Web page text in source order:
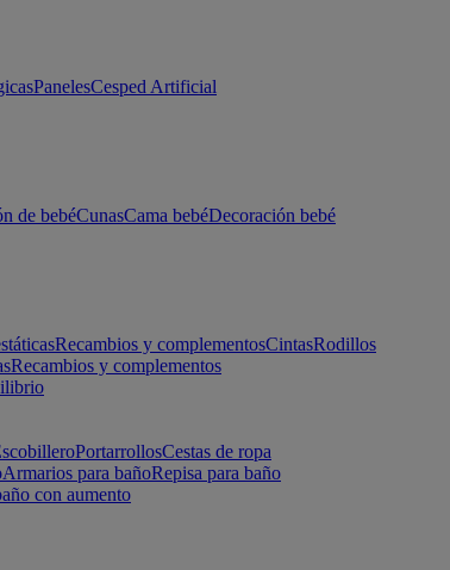
PanelesCesped Artificial
de bebéCunasCama bebéDecoración bebé
Recambios y complementosCintasRodillos
Recambios y complementos
PortarrollosCestas de ropa
Armarios para bañoRepisa para baño
con aumento